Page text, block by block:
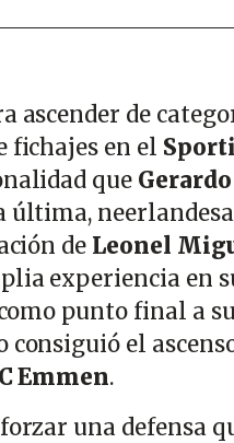
ascender de
fichajes en el
que
última,
de Leonel
experiencia en
punto final a
consiguió el
Emmen.
una defensa